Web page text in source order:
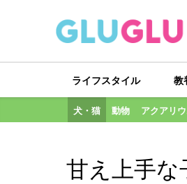
ライフスタイル 教
犬・猫 動物 アクアリ
甘え上手